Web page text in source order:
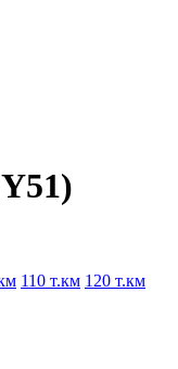
110 т.км 120 т.км